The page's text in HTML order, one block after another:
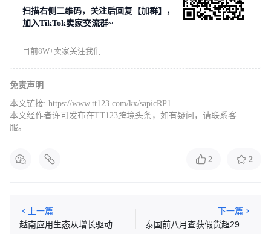
扫描右侧二维码，关注后回复【加群】，
加入TikTok卖家交流群~
目前8W+卖家关注我们
免责声明
本文链接: https://www.tt123.com/kx/sapicRP1
本文经作者许可发布在TT123跨境头条，如有疑问，请联系客
服。
2 2
上一篇
下一篇